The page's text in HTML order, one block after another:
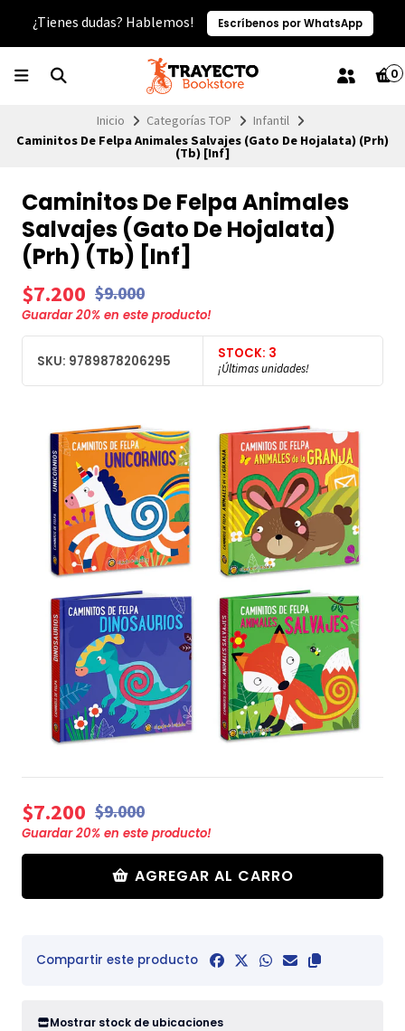
¿Tienes dudas? Hablemos! Escríbenos por WhatsApp
0
Inicio Categorías TOP
Infantil
Caminitos De Felpa Animales Salvajes (Gato De Hojalata) (Prh)
(Tb) [Inf]
Caminitos De Felpa Animales
Salvajes (Gato De Hojalata)
(Prh) (Tb) [Inf]
$7.200 $9.000
Guardar20% en este producto!
SKU: 9789878206295 STOCK: 3
¡Últimas unidades!
$7.200 $9.000
Guardar20% en este producto!
AGREGAR AL CARRO
Compartir este producto
Mostrar stock de ubicaciones